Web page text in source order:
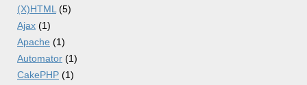
(X)HTML(5)
Ajax (1)
Apache (1)
Automator (1)
CakePHP (1)